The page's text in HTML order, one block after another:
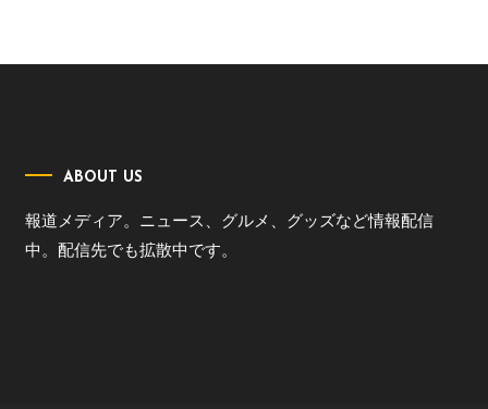
ABOUT US
報道メディア。ニュース、グルメ、グッズなど情報配信
中。配信先でも拡散中です。